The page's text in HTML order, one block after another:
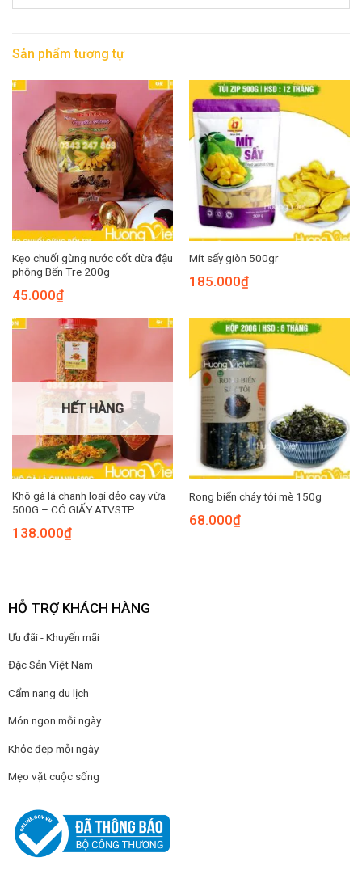
Sản phẩm tương tự
Kẹo chuối gừng nước cốt dừa đậu
phộng Bến Tre 200g
45.000₫
Mít sấy giòn 500gr
185.000₫
HẾT HÀNG
Khô gà lá chanh loại dẻo cay vừa
500G – CÓ GIẤY ATVSTP
138.000₫
Rong biển cháy tỏi mè 150g
68.000₫
HỖ TRỢ KHÁCH HÀNG
Ưu đãi - Khuyến mãi
Đặc Sản Việt Nam
Cẩm nang du lịch
Món ngon mỗi ngày
Khỏe đẹp mỗi ngày
Mẹo vặt cuộc sống